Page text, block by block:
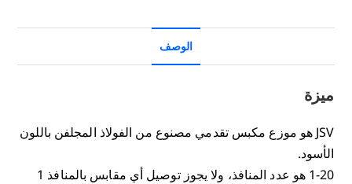
الوصف
ميزة
JSV هو موزع مكبس تقدمي مصنوع من الفولاذ المجلفن باللون
الأسود.
1-20 هو عدد المنافذ، ولا يجوز توصيل أي مقابس بالمنافذ 1